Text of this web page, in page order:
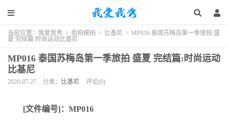
当前位置： 我爱我秀 > 街拍模拍 > 比基尼 > MP016 泰国苏梅岛第一季旅拍 盛
夏 完结篇:时尚运动比基尼
MP016 泰国苏梅岛第一季旅拍 盛夏 完结篇:时尚运动
比基尼
2020-07-27 分类： 比基尼 评论(0)
[文件编号]：MP016